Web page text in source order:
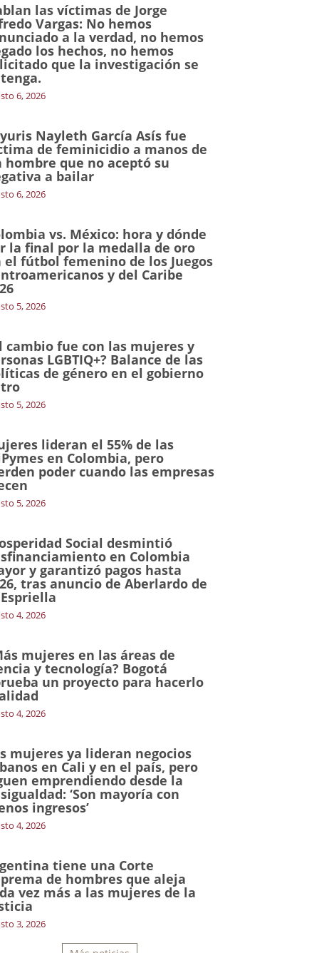
las víctimas de Jorge
Vargas: No hemos
a la verdad, no hemos
los hechos, no hemos
que la investigación se
6, 2026
Nayleth García Asís fue
de feminicidio a manos de
hombre que no aceptó su
a bailar
6, 2026
vs. México: hora y dónde
la final por la medalla de oro
el fútbol femenino de los Juegos
y del Caribe
5, 2026
cambio fue con las mujeres y
LGBTIQ+? Balance de las
de género en el gobierno
5, 2026
lideran el 55% de las
en Colombia, pero
poder cuando las empresas
5, 2026
Social desmintió
en Colombia
y garantizó pagos hasta
tras anuncio de Aberlardo de
4, 2026
mujeres en las áreas de
y tecnología? Bogotá
un proyecto para hacerlo
4, 2026
mujeres ya lideran negocios
en Cali y en el país, pero
emprendiendo desde la
‘Son mayoría con
ingresos’
4, 2026
tiene una Corte
de hombres que aleja
vez más a las mujeres de la
3, 2026